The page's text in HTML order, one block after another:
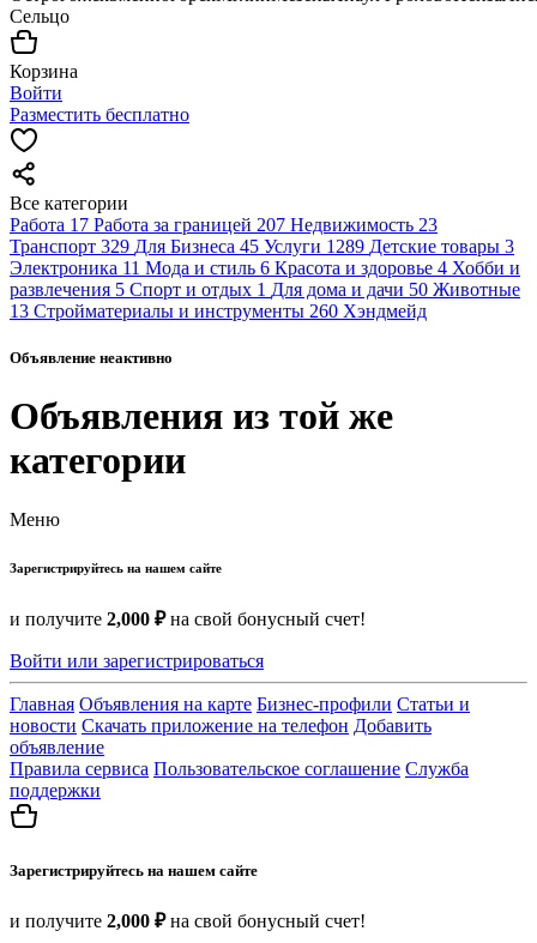
Сельцо
Корзина
Войти
Разместить бесплатно
Все категории
Работа 17 Работа за границей 207 Недвижимость 23
Транспорт 329 Для Бизнеса 45 Услуги 1289 Детские товары 3
Электроника 11 Мода и стиль 6 Красота и здоровье 4 Хобби и
развлечения 5 Спорт и отдых 1 Для дома и дачи 50 Животные
13 Стройматериалы и инструменты 260 Хэндмейд
Объявление неактивно
Объявления из той же
категории
Меню
Зарегистрируйтесь на нашем сайте
и получите 2,000 ₽на свой бонусный счет!
Войти или зарегистрироваться
Главная Объявления на карте Бизнес-профили Статьи и
новости Скачать приложение на телефон Добавить
объявление
Правила сервиса Пользовательское соглашение Служба
поддержки
Зарегистрируйтесь на нашем сайте
и получите 2,000 ₽на свой бонусный счет!